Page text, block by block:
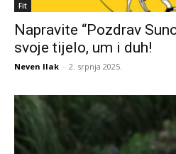
Fit
Napravite “Pozdrav
svoje tijelo, um i duh!
Neven Ilak - 2. srpnja 2025.